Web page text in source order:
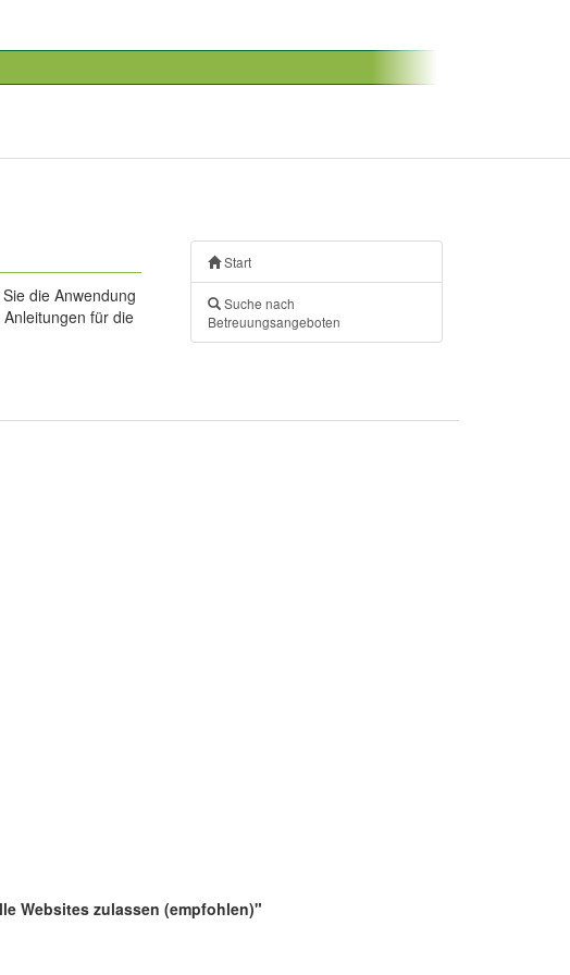
die Anwendung
für die
Start
Suche nach
Betreuungsangeboten
Websites zulassen (empfohlen)"